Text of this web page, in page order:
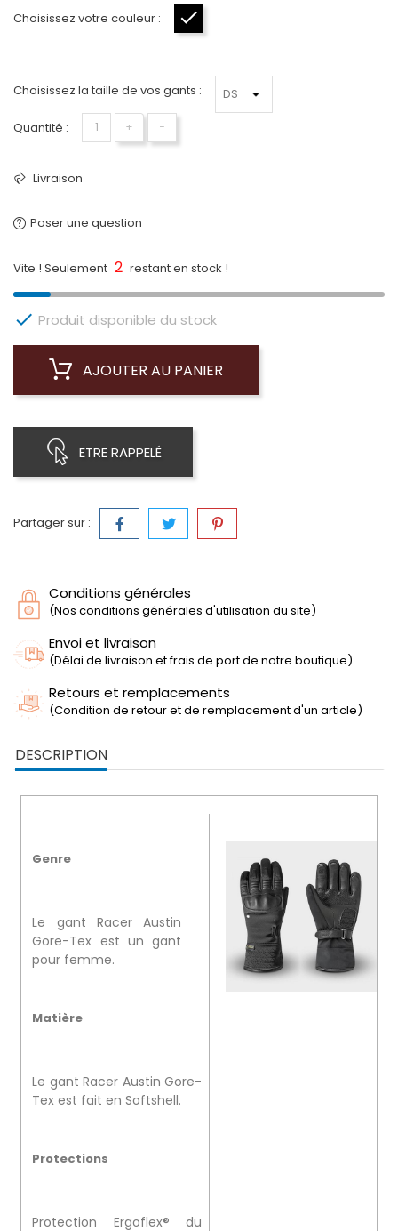
Choisissez votre couleur :
Choisissez la taille de vos gants :
Quantité : + −
Livraison
Poser une question
Vite ! Seulement 2 restant en stock !
 Produit disponible du stock
AJOUTER AU PANIER
ETRE RAPPELÉ
Partager sur :
Conditions générales
(Nos conditions générales d'utilisation du site)
Envoi et livraison
(Délai de livraison et frais de port de notre boutique)
Retours et remplacements
(Condition de retour et de remplacement d'un article)
DESCRIPTION
Genre
Le gant Racer Austin
Gore-Tex est un gant
pour femme.
Matière
Le gant Racer Austin Gore-
Tex est fait en Softshell.
Protections
Protection Ergoflex® du